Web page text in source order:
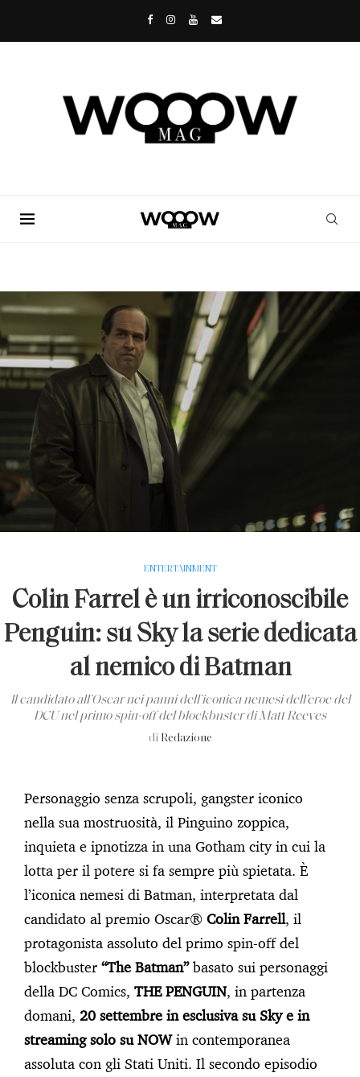
ENTERTAINMENT
Colin Farrel è un irriconoscibile
Penguin: su Sky la serie dedicata
al nemico di Batman
Il candidato all’Oscar nei panni dell’iconica nemesi dell’eroe del
DCU nel primo spin-off del blockbuster di Matt Reeves
di Redazione
Personaggio senza scrupoli, gangster iconico
nella sua mostruosità, il Pinguino zoppica,
inquieta e ipnotizza in una Gotham city in cui la
lotta per il potere si fa sempre più spietata. È
l’iconica nemesi di Batman, interpretata dal
candidato al premio Oscar® Colin Farrell, il
protagonista assoluto del primo spin-off del
blockbuster “The Batman”basato sui personaggi
della DC Comics, THE PENGUIN, in partenza
domani, 20 settembre in esclusiva su Sky e in
streaming solo su NOWin contemporanea
assoluta con gli Stati Uniti. Il secondo episodio